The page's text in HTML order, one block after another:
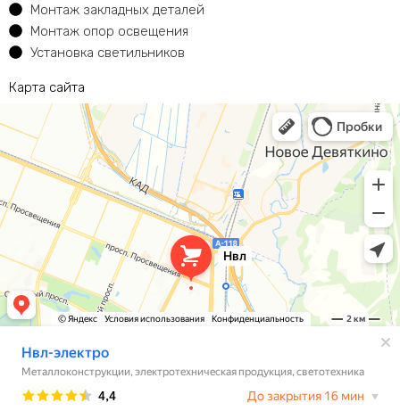
Монтаж закладных деталей
Монтаж опор освещения
Установка светильников
Карта сайта